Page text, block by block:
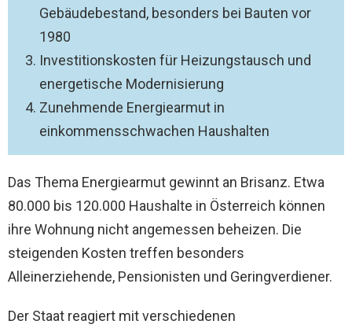
Gebäudebestand, besonders bei Bauten vor
1980
Investitionskosten für Heizungstausch und
energetische Modernisierung
Zunehmende Energiearmut in
einkommensschwachen Haushalten
Das Thema Energiearmut gewinnt an Brisanz. Etwa
80.000 bis 120.000 Haushalte in Österreich können
ihre Wohnung nicht angemessen beheizen. Die
steigenden Kosten treffen besonders
Alleinerziehende, Pensionisten und Geringverdiener.
Der Staat reagiert mit verschiedenen